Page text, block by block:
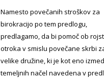
Namesto povečanih stroškov za
birokracijo po tem predlogu,
predlagamo, da bi pomoč ob
otroka v smislu povečane skrbi
velike družine, ki je kot eno izmed
temeljnih načel navedena v